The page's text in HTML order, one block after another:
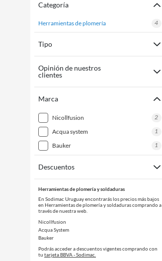
Categoría
herramientas de plomería 4
Tipo
Opinión de nuestros
clientes
Marca
nicollfusion
2
acqua system
1
bauker
1
Descuentos
Herramientas de plomería y soldaduras
En Sodimac Uruguay encontrarás los precios más bajos
en Herramientas de plomería y soldaduras comprando a
través de nuestra web.
Nicollfusion
Acqua System
Bauker
Podrás acceder a descuentos vigentes comprando con
tu tarjeta BBVA - Sodimac.